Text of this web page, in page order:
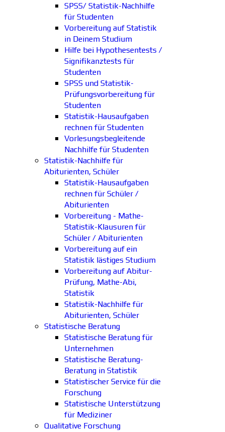
SPSS/ Statistik-Nachhilfe
für Studenten
Vorbereitung auf Statistik
in Deinem Studium
Hilfe bei Hypothesentests /
Signifikanztests für
Studenten
SPSS und Statistik-
Prüfungsvorbereitung für
Studenten
Statistik-Hausaufgaben
rechnen für Studenten
Vorlesungsbegleitende
Nachhilfe für Studenten
Statistik-Nachhilfe für
Abiturienten, Schüler
Statistik-Hausaufgaben
rechnen für Schüler /
Abiturienten
Vorbereitung - Mathe-
Statistik-Klausuren für
Schüler / Abiturienten
Vorbereitung auf ein
Statistik lästiges Studium
Vorbereitung auf Abitur-
Prüfung, Mathe-Abi,
Statistik
Statistik-Nachhilfe für
Abiturienten, Schüler
Statistische Beratung
Statistische Beratung für
Unternehmen
Statistische Beratung-
Beratung in Statistik
Statistischer Service für die
Forschung
Statistische Unterstützung
für Mediziner
Qualitative Forschung